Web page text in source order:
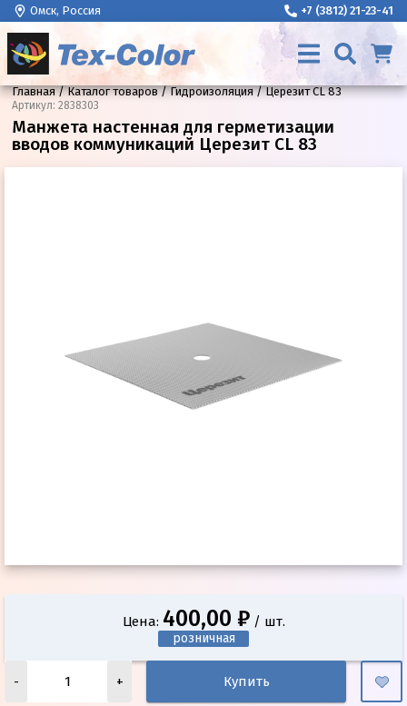
Омск, Россия +7 (3812) 21-23-41
Главная Каталог товаров Гидроизоляция Церезит CL 83
Артикул: 2838303
Манжета настенная для герметизации
вводов коммуникаций Церезит CL 83
Цена: 400,00 ₽/ шт.
розничная
- + Купить